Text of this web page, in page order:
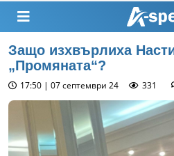
Защо изхвърлиха
„Промяната“?
17:50 | 07 септември 24 331